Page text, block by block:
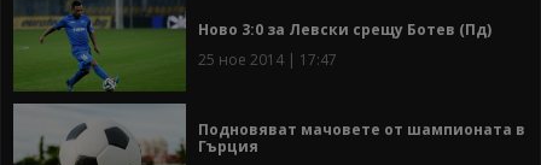
Ново 3:0 за Левски срещу Ботев (Пд)
25 ное 2014 | 17:47
Подновяват мачовете от шампионата в
Гърция